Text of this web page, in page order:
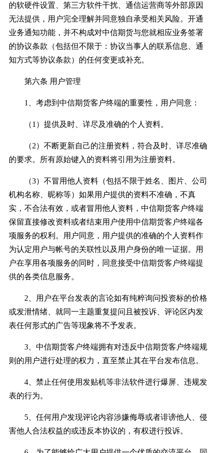
的软硬件设置、第三方软件干扰、通信运营商等外部原因
无法提供，用户完全理解并同意独自承受相关风险。开通
业务通知功能，并不构成对中信期货与您就相应业务签署
的协议条款（包括但不限于：协议当事人的联系信息、通
知方式等协议条款）的任何变更或补充。
第六条 用户管理
1、考虑到中信期货客户终端的重要性，用户同意：
（1）提供及时、详尽及准确的个人资料。
（2）不断更新自己的注册资料，符合及时、详尽准确
的要求。所有原始键入的资料将引用为注册资料。
（3）不冒用他人资料（包括不限于姓名、图片、公司
机构名称、昵称等）如果用户提供的资料不准确，不真
实，不合法有效，或者冒用他人资料，中信期货客户终端
保留直接修改资料或者结束用户使用中信期货客户终端各
项服务的权利。用户同意，用户提供的准确的个人资料作
为认定用户与帐号的关联性以及用户身份的唯一证据。用
户在享用各项服务的同时，同意接受中信期货客户终端提
供的各类信息服务。
2、用户在平台发表的言论如有纯粹询问投资标的价格
或发泄情绪、就同一主题重复提问且被投诉、评论区内发
表任何形式的广告等现象将不予发表。
3、中信期货客户终端拥有对违反中信期货客户终端规
则的用户进行处理的权力，直至禁止其在平台发布信息。
4、禁止任何使用发贴机等非法软件进行爆屏、违规发
表的行为。
5、任何用户发现评论内容涉嫌侮辱或者诽谤他人、侵
害他人合法权益的或违反本协议的，有权进行投诉。